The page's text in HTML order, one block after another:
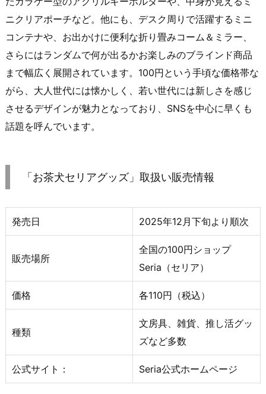
ニクリアポーチなど。他にも、デスク周りで活躍するミニ
コンテナや、お出かけに便利な折り畳みコーム＆ミラー、
さらにはランダムで何が出るかお楽しみのブラインド商品
まで幅広く展開されています。100円という手頃な価格帯な
がら、大人世代には懐かしく、若い世代には新しさを感じ
させるデザインが魅力となっており、SNSを中心に早くも
話題を呼んでいます。
「お茶犬セリアグッズ」取扱い販売情報
発売日 2025年12月下旬より順次
販売場所
全国の100円ショップ
Seria（セリア）
価格 各110円（税込）
種類
文房具、雑貨、推し活グッ
ズなど多数
公式サイト： Seria公式ホームページ